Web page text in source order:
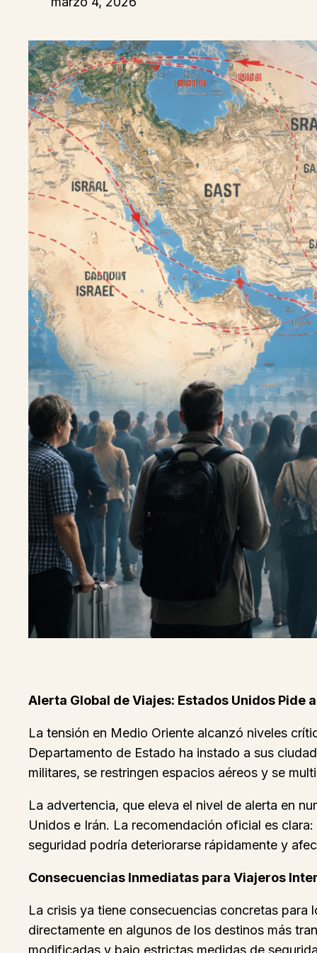
Alerta Global de Viajes: Estados Unidos
La tensión en Medio Oriente alcanzó niveles
Departamento de Estado ha instado a sus
militares, se restringen espacios aéreos y se
La advertencia, que eleva el nivel de alerta en
Unidos e Irán. La recomendación oficial es
seguridad podría deteriorarse rápidamente y
Consecuencias Inmediatas para Viajeros
La crisis ya tiene consecuencias concretas
directamente en algunos de los destinos más
modificadas y bajo estrictas medidas de